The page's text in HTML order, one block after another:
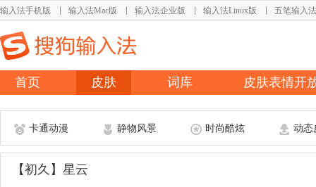
输入法手机版 输入法Mac版 输入法企业版 输入法Linux版 五笔输入法
首页 皮肤 词库 皮肤表情开
卡通动漫 静物风景 时尚酷炫 动态
【初久】星云